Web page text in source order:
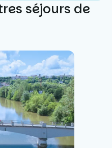
séjours de